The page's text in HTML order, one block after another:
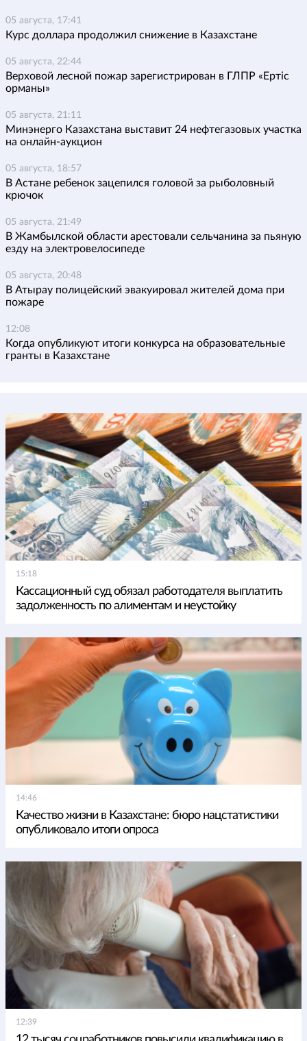
05 августа, 17:41
Курс доллара продолжил снижение в Казахстане
05 августа, 22:44
Верховой лесной пожар зарегистрирован в ГЛПР «Ертіс
орманы»
05 августа, 21:11
Минэнерго Казахстана выставит 24 нефтегазовых участка
на онлайн-аукцион
05 августа, 18:57
В Астане ребенок зацепился головой за рыболовный
крючок
05 августа, 21:49
В Жамбылской области арестовали сельчанина за пьяную
езду на электровелосипеде
05 августа, 20:48
В Атырау полицейский эвакуировал жителей дома при
пожаре
12:08
Когда опубликуют итоги конкурса на образовательные
гранты в Казахстане
15:18
Кассационный суд обязал работодателя выплатить
задолженность по алиментам и неустойку
14:46
Качество жизни в Казахстане: бюро нацстатистики
опубликовало итоги опроса
12:39